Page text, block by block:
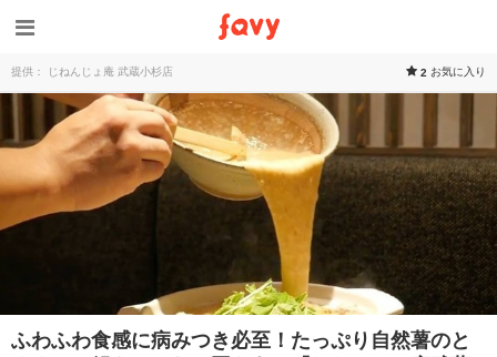
提供： じねんじょ庵 武蔵小杉店 2 お気に入り
ふわふわ食感に病みつき必至！たっぷり自然薯のと